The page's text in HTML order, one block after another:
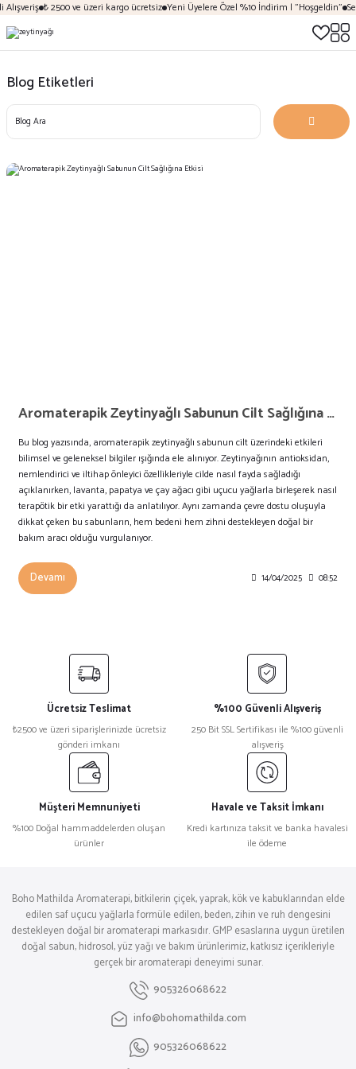
₺ 2500 ve üzeri kargo ücretsiz Yeni Üyelere Özel %10 İndirim | "Hoşgeldin"
Blog Etiketleri
Aromaterapik Zeytinyağlı Sabunun Cilt Sağlığına Etkisi
Bu blog yazısında, aromaterapik zeytinyağlı sabunun cilt üzerindeki etkileri
bilimsel ve geleneksel bilgiler ışığında ele alınıyor. Zeytinyağının antioksidan,
nemlendirici ve iltihap önleyici özellikleriyle cilde nasıl fayda sağladığı
açıklanırken, lavanta, papatya ve çay ağacı gibi uçucu yağlarla birleşerek nasıl
terapötik bir etki yarattığı da anlatılıyor. Aynı zamanda çevre dostu oluşuyla
dikkat çeken bu sabunların, hem bedeni hem zihni destekleyen doğal bir
bakım aracı olduğu vurgulanıyor.
Devamı 14/04/2025 08:52
Ücretsiz Teslimat
₺2500 ve üzeri siparişlerinizde ücretsiz
gönderi imkanı
%100 Güvenli Alışveriş
250 Bit SSL Sertifikası ile %100 güvenli
alışveriş
Müşteri Memnuniyeti
%100 Doğal hammaddelerden oluşan
ürünler
Havale ve Taksit İmkanı
Kredi kartınıza taksit ve banka havalesi
ile ödeme
Boho Mathilda Aromaterapi, bitkilerin çiçek, yaprak, kök ve kabuklarından elde
edilen saf uçucu yağlarla formüle edilen, beden, zihin ve ruh dengesini
destekleyen doğal bir aromaterapi markasıdır. GMP esaslarına uygun üretilen
doğal sabun, hidrosol, yüz yağı ve bakım ürünlerimiz, katkısız içerikleriyle
gerçek bir aromaterapi deneyimi sunar.
905326068622
info@bohomathilda.com
905326068622